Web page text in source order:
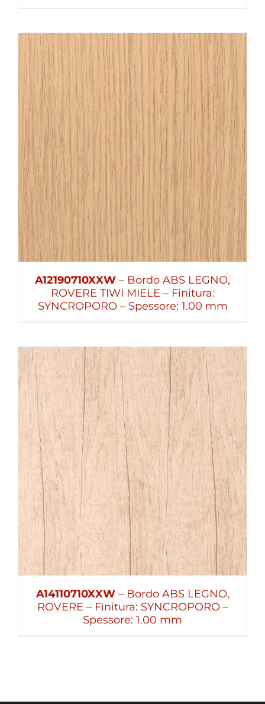
A12190710XXW – Bordo ABS LEGNO,
ROVERE TIWI MIELE – Finitura:
SYNCROPORO – Spessore: 1.00 mm
A14110710XXW– Bordo ABS LEGNO,
ROVERE – Finitura: SYNCROPORO –
Spessore: 1.00 mm